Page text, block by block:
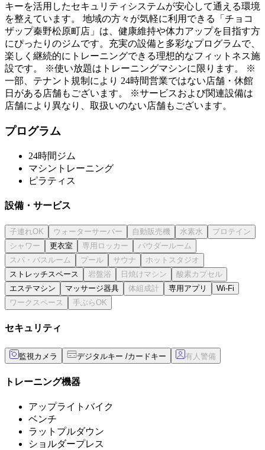
キーを活用したセキュリティシステムが安心して通える環境
を整えています。 地域の方々が気軽に利用できる「チョコ
ザップ秦野松原町店」は、健康維持や体力アップを目指す方
にぴったりのジムです。充実の設備と多彩なプログラムで、
楽しく継続的にトレーニングできる理想的なフィットネス施
設です。 ※使い放題はトレーニングマシンに限ります。 ※
一部、テナント規制により 24時間営業ではない店舗・休館
日がある店舗もございます。 ※サービスおよび関連設備は
店舗により異なり、取扱いのない店舗もございます。
プログラム
24時間ジム
マシントレーニング
ピラティス
設備・サービス
更衣室
ストレッチスペース
エステマシン
マッサージ器具 専用アプリ Wi-Fi
セキュリティ
監視カメラ デジタルキー /カードキー
トレーニング機器
アップライトバイク
ベンチ
ラットプルダウン
ショルダープレス